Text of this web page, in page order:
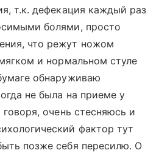
т.к. дефекация каждый раз
болями, просто
что режут ножом
и нормальном стуле
обнаруживаю
не была на приеме у
очень стесняюсь и
фактор тут
позже себя пересилю. О